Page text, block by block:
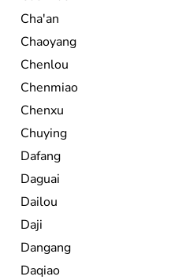
Cha'an
Chaoyang
Chenlou
Chenmiao
Chenxu
Chuying
Dafang
Daguai
Dailou
Daji
Dangang
Daqiao